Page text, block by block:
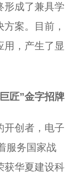
形成了兼具学
案。目前，
用，产生了显
匠”金字招牌
开创者，电子
服务国家战
获华夏建设科